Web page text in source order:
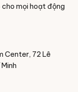
mọi hoạt động
Center, 72 Lê